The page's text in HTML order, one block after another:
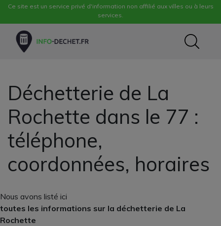
Ce site est un service privé d'information non affilié aux villes ou à leurs
services.
Déchetterie de La
Rochette dans le 77 :
téléphone,
coordonnées, horaires
Nous avons listé ici
toutes les informations sur la déchetterie de La
Rochette